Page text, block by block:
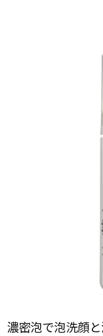
濃密泡で泡洗顔